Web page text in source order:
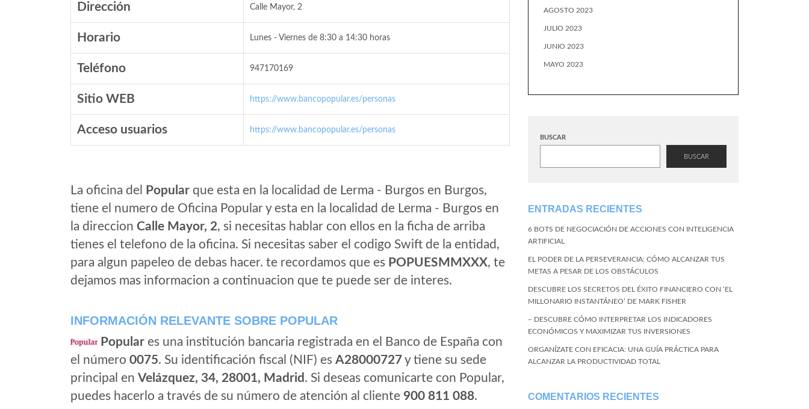
Dirección Calle Mayor, 2
Horario Lunes - Viernes de 8:30 a 14:30 horas
Teléfono 947170169
Sitio WEB https://www.bancopopular.es/personas
Acceso usuarios https://www.bancopopular.es/personas
La oficina del Popular que esta en la localidad de Lerma - Burgos en Burgos,
tiene el numero de Oficina Popular y esta en la localidad de Lerma - Burgos en
la direccion Calle Mayor, 2, si necesitas hablar con ellos en la ficha de arriba
tienes el telefono de la oficina. Si necesitas saber el codigo Swift de la entidad,
para algun papeleo de debas hacer. te recordamos que es POPUESMMXXX, te
dejamos mas informacion a continuacion que te puede ser de interes.
INFORMACIÓN RELEVANTE SOBRE POPULAR
Popular es una institución bancaria registrada en el Banco de España con
el número 0075. Su identificación fiscal (NIF) es A28000727y tiene su sede
principal en Velázquez, 34, 28001, Madrid . Si deseas comunicarte con Popular,
puedes hacerlo a través de su número de atención al cliente 900 811 088.
AGOSTO 2023
JULIO 2023
JUNIO 2023
MAYO 2023
BUSCAR
BUSCAR
ENTRADAS RECIENTES
6 BOTS DE NEGOCIACIÓN DE ACCIONES CON INTELIGENCIA
ARTIFICIAL
EL PODER DE LA PERSEVERANCIA: CÓMO ALCANZAR TUS
METAS A PESAR DE LOS OBSTÁCULOS
DESCUBRE LOS SECRETOS DEL ÉXITO FINANCIERO CON ‘EL
MILLONARIO INSTANTÁNEO’ DE MARK FISHER
– DESCUBRE CÓMO INTERPRETAR LOS INDICADORES
ECONÓMICOS Y MAXIMIZAR TUS INVERSIONES
ORGANÍZATE CON EFICACIA: UNA GUÍA PRÁCTICA PARA
ALCANZAR LA PRODUCTIVIDAD TOTAL
COMENTARIOS RECIENTES